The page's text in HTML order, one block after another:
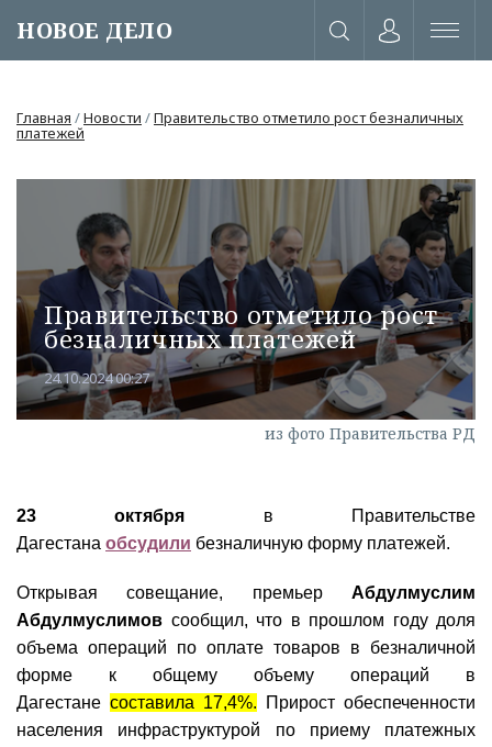
НОВОЕ ДЕЛО
или через соц. сети
Главная /Новости /Правительство отметило рост безналичных
платежей
Правительство отметило рост
безналичных платежей
24.10.2024 00:27
из фото Правительства РД
23 октября в Правительстве
Дагестана обсудили безналичную форму платежей.
Открывая совещание, премьер Абдулмуслим
Абдулмуслимов сообщил, что в прошлом году доля
объема операций по оплате товаров в безналичной
форме к общему объему операций в
Дагестане составила 17,4%. Прирост обеспеченности
населения инфраструктурой по приему платежных